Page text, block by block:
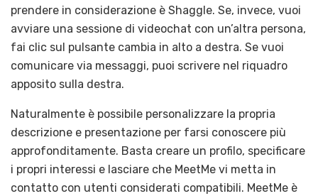
prendere in considerazione è Shaggle. Se, invece, vuoi
avviare una sessione di videochat con un’altra persona,
fai clic sul pulsante cambia in alto a destra. Se vuoi
comunicare via messaggi, puoi scrivere nel riquadro
apposito sulla destra.
Naturalmente è possibile personalizzare la propria
descrizione e presentazione per farsi conoscere più
approfonditamente. Basta creare un profilo, specificare
i propri interessi e lasciare che MeetMe vi metta in
contatto con utenti considerati compatibili. MeetMe è